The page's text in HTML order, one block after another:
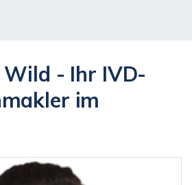
- Ihr IVD-
im